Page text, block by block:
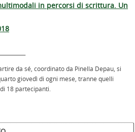
in percorsi di scrittura. Un
da sé, coordinato da Pinella Depau, si
giovedì di ogni mese, tranne quelli
18 partecipanti.